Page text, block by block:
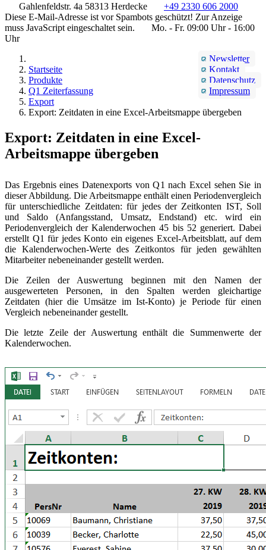
Gahlenfeldstr. 4a 58313 Herdecke
+49 2330 606 2000
Diese E-Mail-Adresse ist vor Spambots geschützt! Zur Anzeige
muss JavaScript eingeschaltet sein.
Mo. - Fr. 09:00 Uhr - 16:00
Uhr
Newsletter
Kontakt
Datenschutz
Impressum
Startseite
Produkte
Q1 Zeiterfassung
Export
Export: Zeitdaten in eine Excel-Arbeitsmappe übergeben
Export: Zeitdaten in eine Excel-
Arbeitsmappe übergeben
Das Ergebnis eines Datenexports von Q1 nach Excel sehen Sie in
dieser Abbildung. Die Arbeitsmappe enthält einen Periodenvergleich
für unterschiedliche Zeitdaten: für jedes der Zeitkonten IST, Soll
und Saldo (Anfangsstand, Umsatz, Endstand) etc. wird ein
Periodenvergleich der Kalenderwochen 45 bis 52 generiert. Dabei
erstellt Q1 für jedes Konto ein eigenes Excel-Arbeitsblatt, auf dem
die Kalenderwochen-Werte des Zeitkontos für jeden gewählten
Mitarbeiter nebeneinander gestellt werden.
Die Zeilen der Auswertung beginnen mit den Namen der
ausgewerteten Personen, in den Spalten werden gleichartige
Zeitdaten (hier die Umsätze im Ist-Konto) je Periode für einen
Vergleich nebeneinander gestellt.
Die letzte Zeile der Auswertung enthält die Summenwerte der
Kalenderwochen.